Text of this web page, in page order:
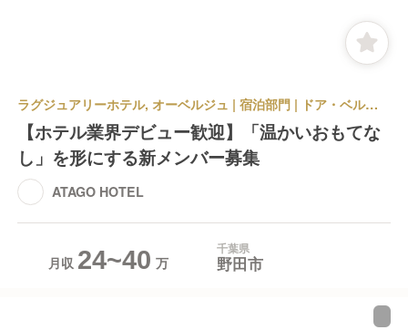
ラグジュアリーホテル, オーベルジュ | 宿泊部門 | ドア・ベル・コンシェルジュ | ATAGO HOTEL
【ホテル業界デビュー歓迎】「温かいおもてな
し」を形にする新メンバー募集
ATAGO HOTEL
月収 24~40 千葉県
野田市